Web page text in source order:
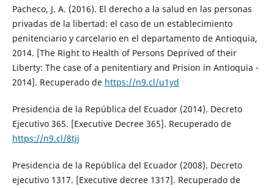
Pacheco, J. A. (2016). El derecho a la salud en las personas
privadas de la libertad: el caso de un establecimiento
penitenciario y carcelario en el departamento de Antioquia,
2014. [The Right to Health of Persons Deprived of their
Liberty: The case of a penitentiary and Prision in Antioquia -
2014]. Recuperado de https://n9.cl/u1yd
Presidencia de la República del Ecuador (2014). Decreto
Ejecutivo 365. [Executive Decree 365]. Recuperado de
https://n9.cl/8tjj
Presidencia de la República del Ecuador (2008). Decreto
ejecutivo 1317. [Executive decree 1317]. Recuperado de